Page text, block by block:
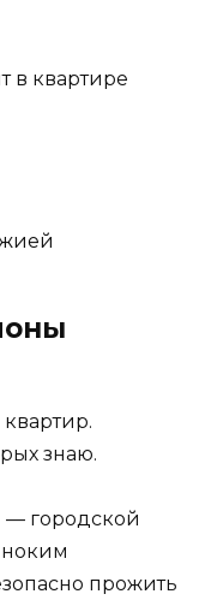
в квартире
знаю.
— городской
прожить